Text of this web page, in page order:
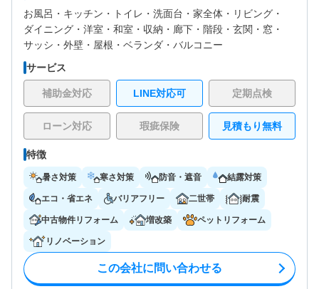
お風呂・ キッチン・ トイレ・ 洗面台・ 家全体・ リビング・
ダイニング・ 洋室・ 和室・ 収納・ 廊下・ 階段・ 玄関・ 窓・
サッシ・ 外壁・ 屋根・ ベランダ・バルコニー
サービス
補助金対応 LINE対応可 定期点検
ローン対応 瑕疵保険 見積もり無料
特徴
暑さ対策 寒さ対策 防音・遮音 結露対策
エコ・省エネ バリアフリー 二世帯 耐震
中古物件リフォーム 増改築 ペットリフォーム
リノベーション
この会社に問い合わせる